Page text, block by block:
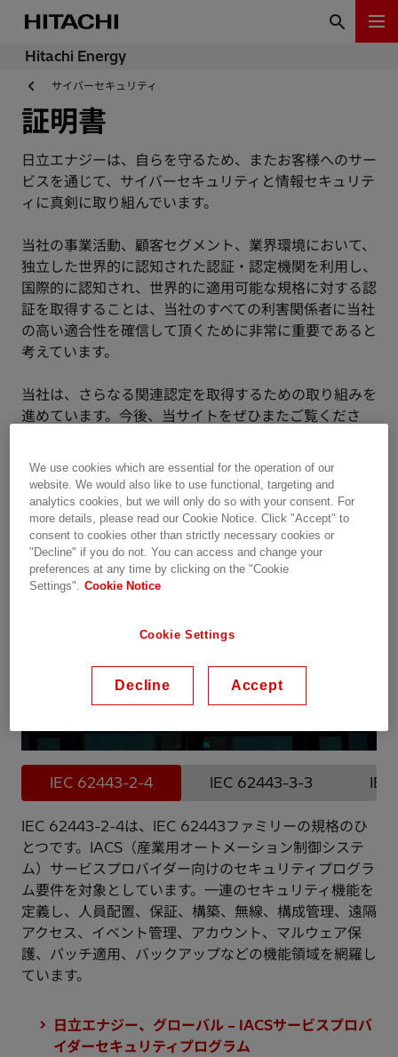
Hitachi Energy
サイバーセキュリティ
証明書
日立エナジーは、自らを守るため、またお客様へのサー
ビスを通じて、サイバーセキュリティと情報セキュリテ
ィに真剣に取り組んでいます。
当社の事業活動、顧客セグメント、業界環境において、
独立した世界的に認知された認証・認定機関を利用し、
国際的に認知され、世界的に適用可能な規格に対する認
証を取得することは、当社のすべての利害関係者に当社
の高い適合性を確信して頂くために非常に重要であると
考えています。
当社は、さらなる関連認定を取得するための取り組みを
進めています。今後、当サイトをぜひまたご覧くださ
サイバーセキュリティ認証プロモーションビ
デオ
IEC 62443-2-4 IEC 62443-3-3
IEC 62443-2-4は、IEC 62443ファミリーの規格のひ
とつです。IACS（産業用オートメーション制御システ
ム）サービスプロバイダー向けのセキュリティプログラ
ム要件を対象としています。一連のセキュリティ機能を
定義し、人員配置、保証、構築、無線、構成管理、遠隔
アクセス、イベント管理、アカウント、マルウェア保
護、パッチ適用、バックアップなどの機能領域を網羅し
ています。
日立エナジー、グローバル – IACSサービスプロバ
イダーセキュリティプログラム
We use cookies which are essential for the operation of our
website. We would also like to use functional, targeting and
analytics cookies, but we will only do so with your consent. For
more details, please read our Cookie Notice. Click "Accept" to
consent to cookies other than strictly necessary cookies or
"Decline" if you do not. You can access and change your
preferences at any time by clicking on the "Cookie
Settings". Cookie Notice
Cookie Settings
Decline Accept